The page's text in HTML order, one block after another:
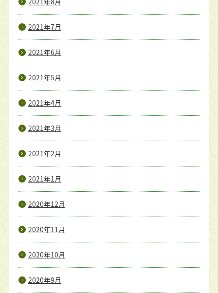
2021年7月
2021年6月
2021年5月
2021年4月
2021年3月
2021年2月
2021年1月
2020年12月
2020年11月
2020年10月
2020年9月